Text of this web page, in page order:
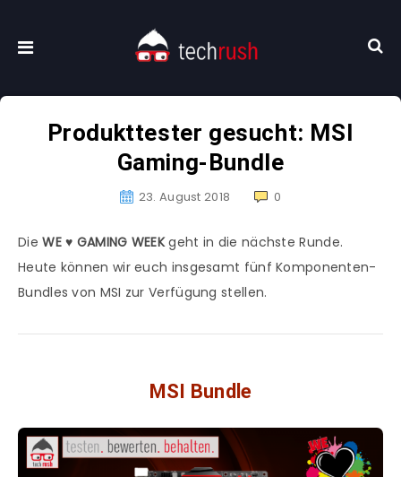
Produkttester gesucht: MSI
Gaming-Bundle
23. August 2018 0
DieWE ♥ GAMING WEEKgeht in die nächste Runde.
Heute können wir euch insgesamt fünf Komponenten-
Bundles von MSI zur Verfügung stellen.
MSI Bundle